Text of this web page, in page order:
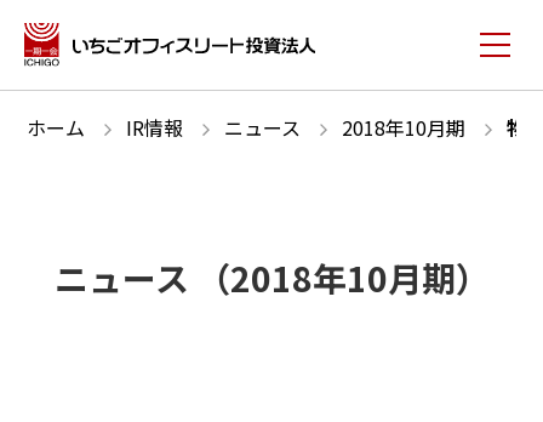
ホーム IR情報 ニュース 2018年10月期 物
ニュース （2018年10月期）